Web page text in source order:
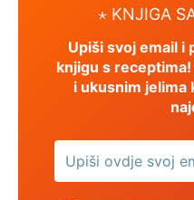
⋆ KNJIGA
Upiši svoj email i
knjigu s
i ukusnim jelima